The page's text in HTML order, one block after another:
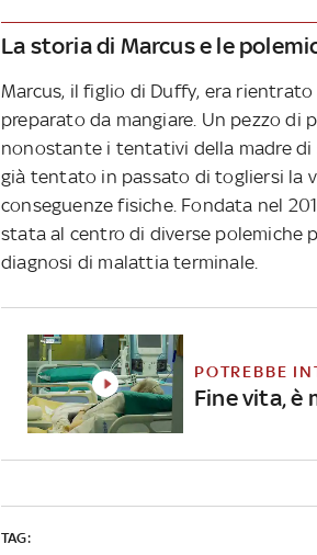
La storia di Marcus e le
Marcus, il figlio di Duffy, era
preparato da mangiare. Un pezzo di
nonostante i tentativi della madre di
già tentato in passato di togliersi la
conseguenze fisiche. Fondata nel
stata al centro di diverse polemiche
diagnosi di malattia terminale.
POTREBBE
Fine vita,
TAG: